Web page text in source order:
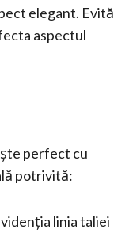
elegant. Evită
aspectul
perfect cu
potrivită:
linia taliei